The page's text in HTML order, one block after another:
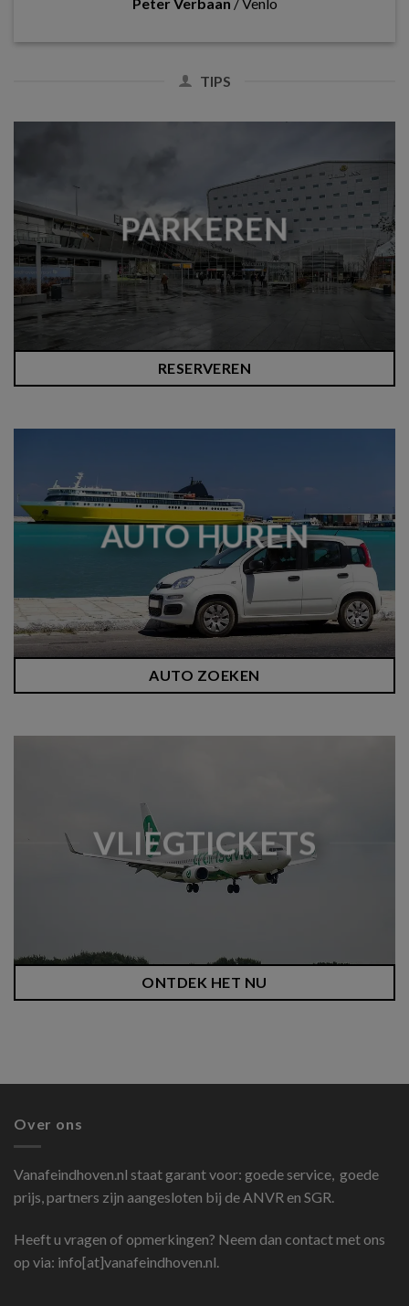
Peter Verbaan /Venlo
TIPS
PARKEREN
RESERVEREN
AUTO HUREN
AUTO ZOEKEN
VLIEGTICKETS
ONTDEK HET NU
Over ons
Vanafeindhoven.nl staat garant voor: goede service, goede
prijs, partners zijn aangesloten bij de ANVR en SGR.
Heeft u vragen of opmerkingen? Neem dan contact met ons
op via: info[at]vanafeindhoven.nl.